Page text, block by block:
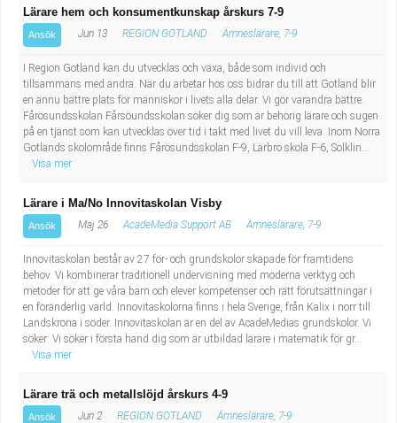
Lärare hem och konsumentkunskap årskurs 7-9
Ansök Jun 13 REGION GOTLAND Ämneslärare, 7-9
I Region Gotland kan du utvecklas och växa, både som individ och
tillsammans med andra. När du arbetar hos oss bidrar du till att Gotland blir
en ännu bättre plats för människor i livets alla delar. Vi gör varandra bättre.
Fårösundsskolan Fårsöundsskolan söker dig som är behörig lärare och sugen
på en tjänst som kan utvecklas över tid i takt med livet du vill leva. Inom Norra
Gotlands skolområde finns Fårösundsskolan F-9, Lärbro skola F-6, Solklin...
Visa mer
Lärare i Ma/No Innovitaskolan Visby
Ansök Maj 26 AcadeMedia Support AB Ämneslärare, 7-9
Innovitaskolan består av 27 för- och grundskolor skapade för framtidens
behov. Vi kombinerar traditionell undervisning med moderna verktyg och
metoder för att ge våra barn och elever kompetenser och rätt förutsättningar i
en föränderlig värld. Innovitaskolorna finns i hela Sverige, från Kalix i norr till
Landskrona i söder. Innovitaskolan är en del av AcadeMedias grundskolor. Vi
söker: Vi söker i första hand dig som är utbildad lärare i matematik för gr...
Visa mer
Lärare trä och metallslöjd årskurs 4-9
Ansök Jun 2 REGION GOTLAND Ämneslärare, 7-9